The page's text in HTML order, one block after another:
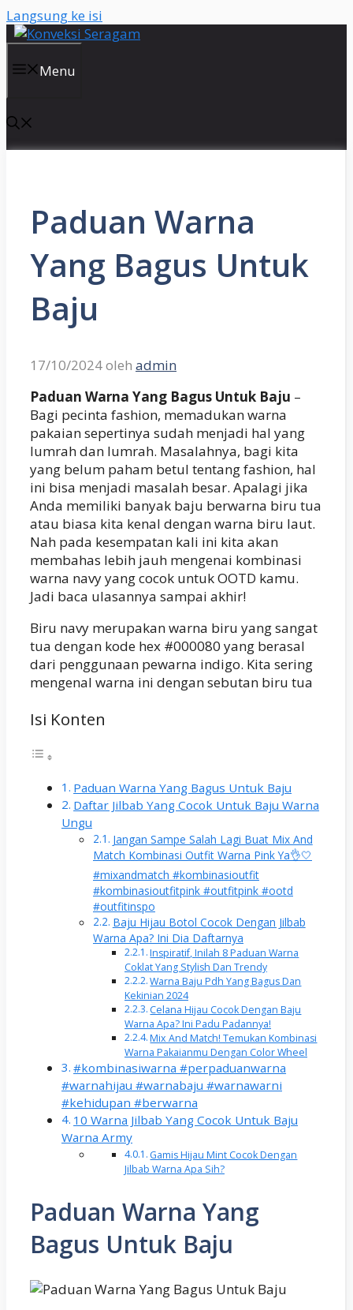
Langsung ke isi
Menu
Paduan Warna
Yang Bagus Untuk
Baju
17/10/2024oleh admin
Paduan Warna Yang Bagus Untuk Baju –
Bagi pecinta fashion, memadukan warna
pakaian sepertinya sudah menjadi hal yang
lumrah dan lumrah. Masalahnya, bagi kita
yang belum paham betul tentang fashion, hal
ini bisa menjadi masalah besar. Apalagi jika
Anda memiliki banyak baju berwarna biru tua
atau biasa kita kenal dengan warna biru laut.
Nah pada kesempatan kali ini kita akan
membahas lebih jauh mengenai kombinasi
warna navy yang cocok untuk OOTD kamu.
Jadi baca ulasannya sampai akhir!
Biru navy merupakan warna biru yang sangat
tua dengan kode hex #000080 yang berasal
dari penggunaan pewarna indigo. Kita sering
mengenal warna ini dengan sebutan biru tua
Isi Konten
Paduan Warna Yang Bagus Untuk Baju
Daftar Jilbab Yang Cocok Untuk Baju Warna
Ungu
Jangan Sampe Salah Lagi Buat Mix And
Match Kombinasi Outfit Warna Pink Ya👌🤍
#mixandmatch #kombinasioutfit
#kombinasioutfitpink #outfitpink #ootd
#outfitinspo
Baju Hijau Botol Cocok Dengan Jilbab
Warna Apa? Ini Dia Daftarnya
Inspiratif, Inilah 8 Paduan Warna
Coklat Yang Stylish Dan Trendy
Warna Baju Pdh Yang Bagus Dan
Kekinian 2024
Celana Hijau Cocok Dengan Baju
Warna Apa? Ini Padu Padannya!
Mix And Match! Temukan Kombinasi
Warna Pakaianmu Dengan Color Wheel
#kombinasiwarna #perpaduanwarna
#warnahijau #warnabaju #warnawarni
#kehidupan #berwarna
10 Warna Jilbab Yang Cocok Untuk Baju
Warna Army
Gamis Hijau Mint Cocok Dengan
Jilbab Warna Apa Sih?
Paduan Warna Yang
Bagus Untuk Baju